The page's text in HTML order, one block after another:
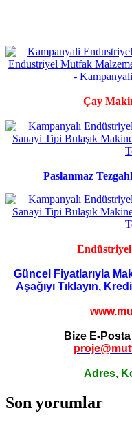
Çay
Paslanmaz
Güncel Fiyatlarıyla
Aşağıyı Tıklayın,
Bize E-
Adres,
Son yorumlar